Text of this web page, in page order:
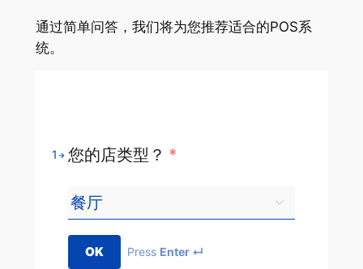
通过简单问答，我们将为您推荐适合的POS系
统。
1 您的店类型？ *
OK Press Enter ↵